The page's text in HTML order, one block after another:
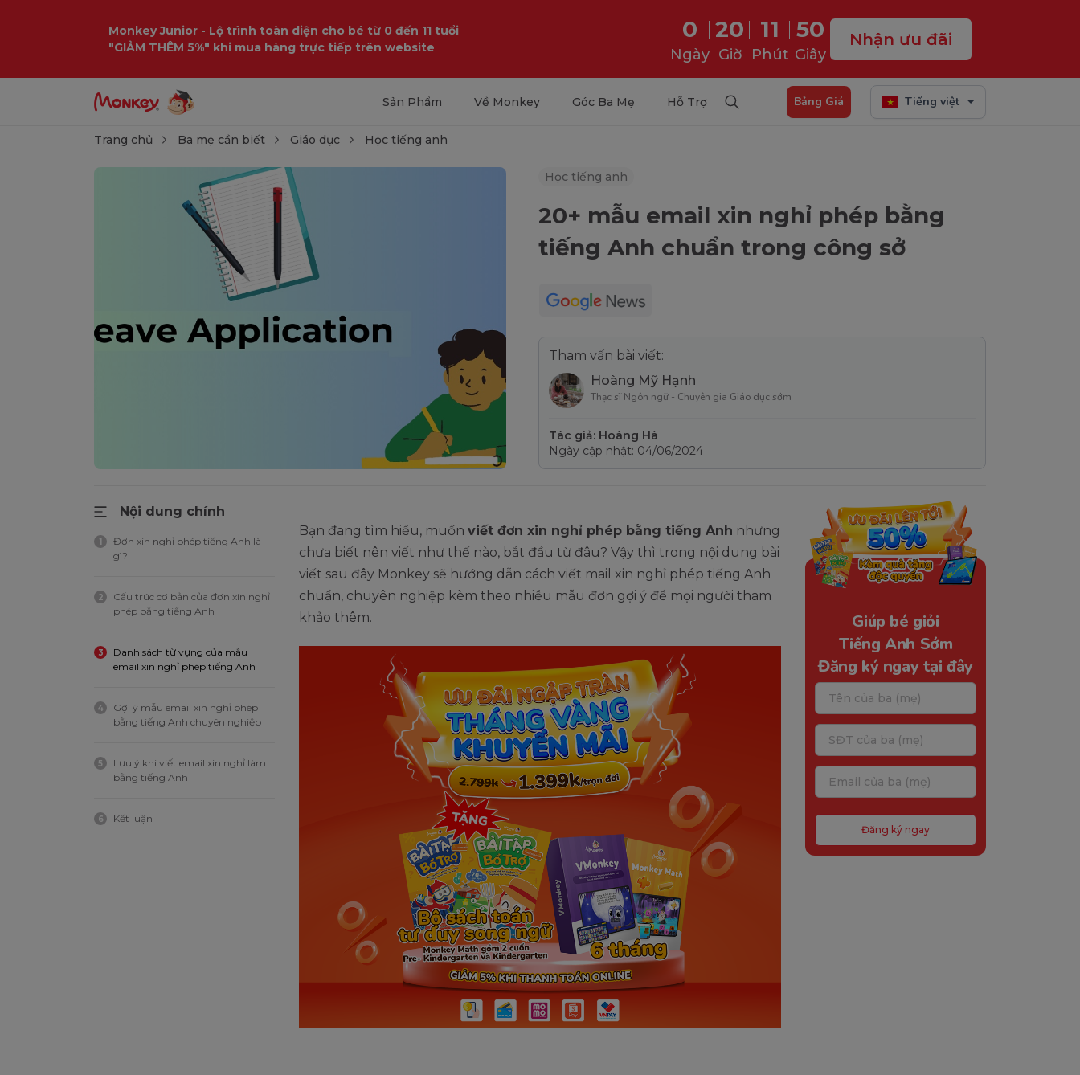
Monkey Junior - Lộ trình toàn diện cho bé từ 0 đến 11 tuổi
"GIẢM THÊM 5%" khi mua hàng trực tiếp trên website
0
Ngày
20
Giờ
11
Phút
49
Giây
Nhận ưu đãi
Sản Phẩm Về Monkey Góc Ba Mẹ Hỗ Trợ Bảng Giá Tiếng việt
Trang chủ Ba mẹ cần biết Giáo dục Học tiếng anh
Học tiếng anh
20+ mẫu email xin nghỉ phép bằng
tiếng Anh chuẩn trong công sở
Tham vấn bài viết:
Hoàng Mỹ Hạnh
Thạc sĩ Ngôn ngữ - Chuyên gia Giáo dục sớm
Tác giả: Hoàng Hà
Ngày cập nhật: 04/06/2024
Nội dung chính
1
Đơn xin nghỉ phép tiếng Anh là
gì?
2
Cấu trúc cơ bản của đơn xin nghỉ
phép bằng tiếng Anh
3
Danh sách từ vựng của mẫu
email xin nghỉ phép tiếng Anh
4
Gợi ý mẫu email xin nghỉ phép
bằng tiếng Anh chuyên nghiệp
5
Lưu ý khi viết email xin nghỉ làm
bằng tiếng Anh
6 Kết luận
Bạn đang tìm hiểu, muốn viết đơn xin nghỉ phép bằng tiếng Anh nhưng
chưa biết nên viết như thế nào, bắt đầu từ đâu? Vậy thì trong nội dung bài
viết sau đây Monkey sẽ hướng dẫn cách viết mail xin nghỉ phép tiếng Anh
chuẩn, chuyên nghiệp kèm theo nhiều mẫu đơn gợi ý để mọi người tham
khảo thêm.
Giúp bé giỏi
Tiếng Anh Sớm
Đăng ký ngay tại đây
Đăng ký ngay